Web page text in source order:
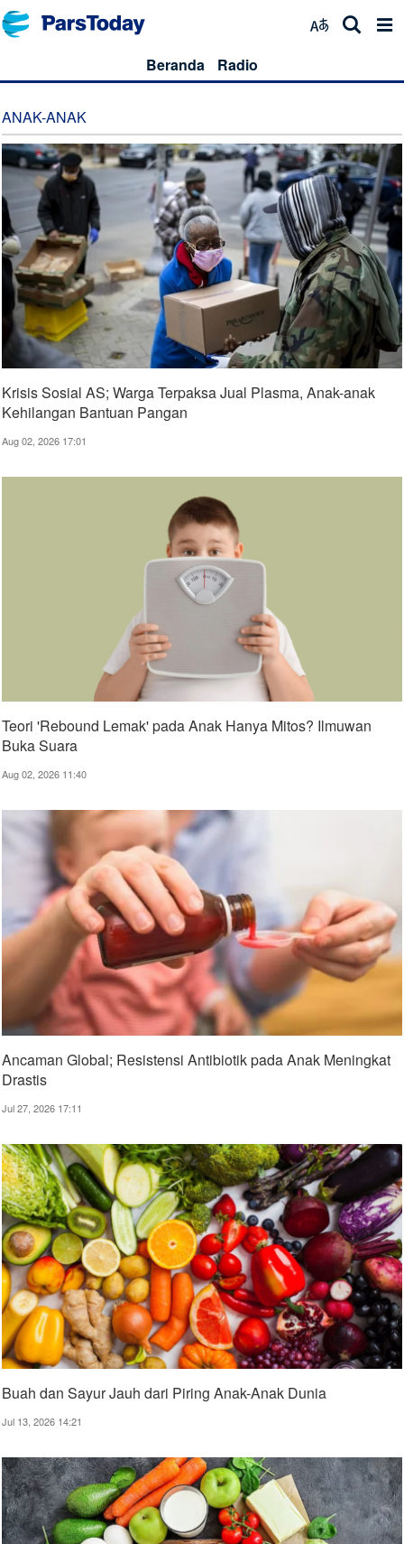
Beranda Radio
ANAK-ANAK
Krisis Sosial AS; Warga Terpaksa Jual Plasma, Anak-anak
Kehilangan Bantuan Pangan
Aug 02, 2026 17:01
Teori 'Rebound Lemak' pada Anak Hanya Mitos? Ilmuwan
Buka Suara
Aug 02, 2026 11:40
Ancaman Global; Resistensi Antibiotik pada Anak Meningkat
Drastis
Jul 27, 2026 17:11
Buah dan Sayur Jauh dari Piring Anak-Anak Dunia
Jul 13, 2026 14:21